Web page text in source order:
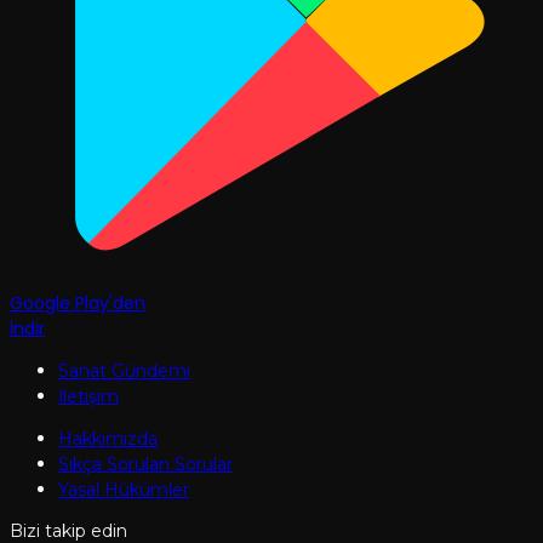
Google Play'den
İndir
Sanat Gündemi
İletişim
Hakkımızda
Sıkça Sorulan Sorular
Yasal Hükümler
Bizi takip edin